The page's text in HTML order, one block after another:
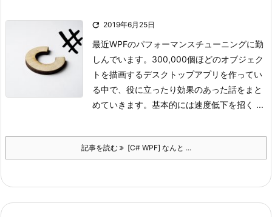
 2019年6月25日
最近WPFのパフォーマンスチューニングに勤
しんでいます。 300,000個ほどのオブジェク
トを描画するデスクトップアプリを作ってい
る中で、役に立ったり効果のあった話をまと
めていきます。 基本的には速度低下を招く ...
記事を読む [C# WPF] なんと ...